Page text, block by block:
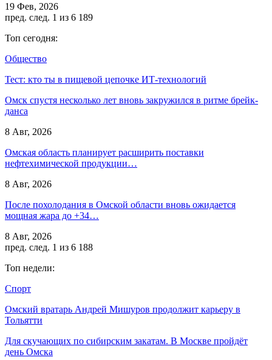
19 Фев, 2026
пред. след. 1 из 6 189
Топ сегодня:
Общество
Тест: кто ты в пищевой цепочке ИТ-технологий
Омск спустя несколько лет вновь закружился в ритме брейк-
данса
8 Авг, 2026
Омская область планирует расширить поставки
нефтехимической продукции…
8 Авг, 2026
После похолодания в Омской области вновь ожидается
мощная жара до +34…
8 Авг, 2026
пред. след. 1 из 6 188
Топ недели:
Спорт
Омский вратарь Андрей Мишуров продолжит карьеру в
Тольятти
Для скучающих по сибирским закатам. В Москве пройдёт
день Омска